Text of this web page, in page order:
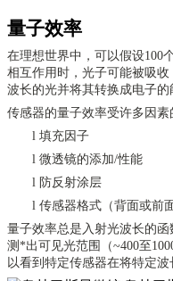
量子效率
在理想世界中，可以假设100
相互作用时，光子可能被吸
波长的光并将其转换成电子的
传感器的量子效率受许多因素
l 填充因子
l 微透镜的添加/性能
l 防反射涂层
l 传感器格式（背面或前
量子效率总是入射光波长的
测*出可见光范围（~400至
以看到特定传感器在将特定波